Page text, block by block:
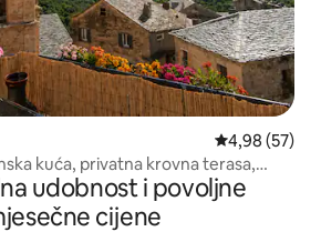
Prosječna
4,98 (57)
kuća, privatna krovna terasa,
udobnost i povoljne
cijene